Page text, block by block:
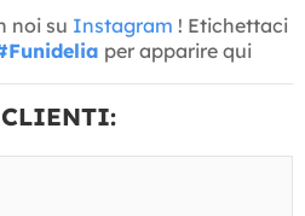
noi su Instagram ! Etichettaci
per apparire qui